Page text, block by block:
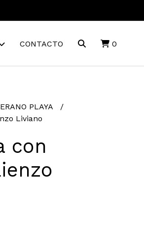
CONTACTO 0
PLAYA
Liviano
con